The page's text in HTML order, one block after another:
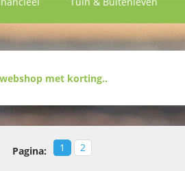
Pagina: 1 2